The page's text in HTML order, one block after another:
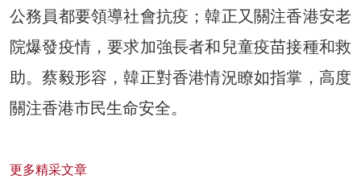
公務員都要領導社會抗疫；韓正又關注香港安老
院爆發疫情，要求加強長者和兒童疫苗接種和救
助。蔡毅形容，韓正對香港情況瞭如指掌，高度
關注香港市民生命安全。
更多精采文章